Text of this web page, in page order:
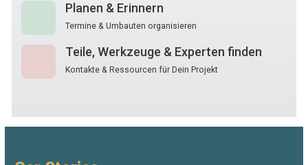
Planen & Erinnern
Termine & Umbauten organisieren
Teile, Werkzeuge & Experten finden
Kontakte & Ressourcen für Dein Projekt